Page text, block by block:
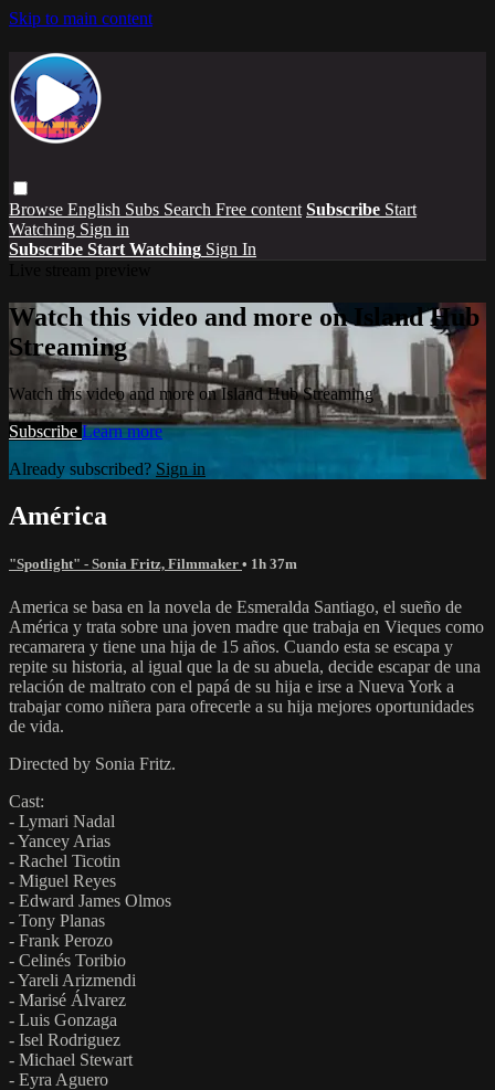
Skip to main content
Browse English Subs Search Free content Subscribe Start
Watching Sign in
Subscribe Start Watching Sign In
Watch this video and more on Island Hub
Streaming
Watch this video and more on Island Hub Streaming
Subscribe Learn more
Already subscribed? Sign in
América
"Spotlight" - Sonia Fritz, Filmmaker • 1h 37m
America se basa en la novela de Esmeralda Santiago, el sueño de
América y trata sobre una joven madre que trabaja en Vieques como
recamarera y tiene una hija de 15 años. Cuando esta se escapa y
repite su historia, al igual que la de su abuela, decide escapar de una
relación de maltrato con el papá de su hija e irse a Nueva York a
trabajar como niñera para ofrecerle a su hija mejores oportunidades
de vida.
Directed by Sonia Fritz.
Cast:
- Lymari Nadal
- Yancey Arias
- Rachel Ticotin
- Miguel Reyes
- Edward James Olmos
- Tony Planas
- Frank Perozo
- Celinés Toribio
- Yareli Arizmendi
- Marisé Álvarez
- Luis Gonzaga
- Isel Rodriguez
- Michael Stewart
- Eyra Aguero